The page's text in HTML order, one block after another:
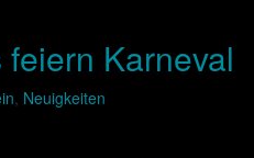
Karneval
, Neuigkeiten